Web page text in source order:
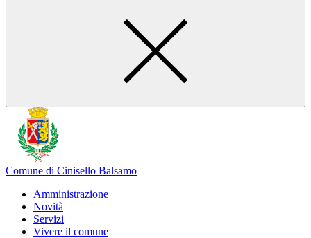
Comune di Cinisello Balsamo
Amministrazione
Novità
Servizi
Vivere il comune